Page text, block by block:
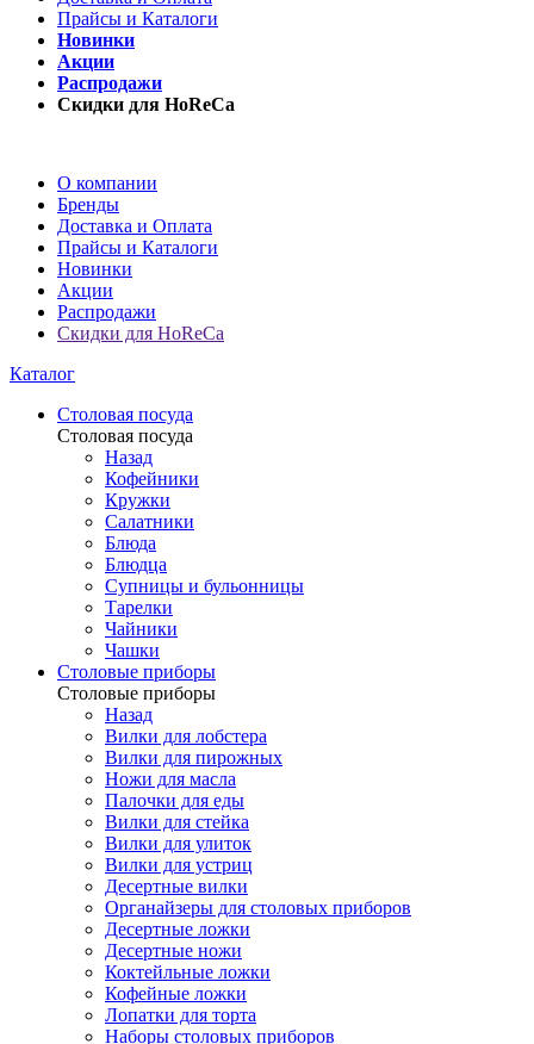
Прайсы и Каталоги
Новинки
Акции
Распродажи
Скидки для HoReCa
О компании
Бренды
Доставка и Оплата
Прайсы и Каталоги
Новинки
Акции
Распродажи
Скидки для HoReCa
Каталог
Столовая посуда
Столовая посуда
Назад
Кофейники
Кружки
Салатники
Блюда
Блюдца
Супницы и бульонницы
Тарелки
Чайники
Чашки
Cтоловые приборы
Cтоловые приборы
Назад
Вилки для лобстера
Вилки для пирожных
Ножи для масла
Палочки для еды
Вилки для стейка
Вилки для улиток
Вилки для устриц
Десертные вилки
Органайзеры для столовых приборов
Десертные ложки
Десертные ножи
Коктейльные ложки
Кофейные ложки
Лопатки для торта
Наборы столовых приборов